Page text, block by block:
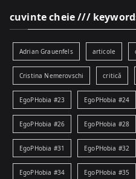
cuvinte cheie ///
Adrian Grauenfels articole
Cristina Nemerovschi critică
EgoPHobia #23 EgoPHobia #24
EgoPHobia #26 EgoPHobia #28
EgoPHobia #31 EgoPHobia #32
EgoPHobia #34 EgoPHobia #35